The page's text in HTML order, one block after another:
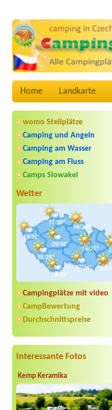
Home Landkarte
womo Stellplätze
Camping und Angeln
Camping am Wasser
Camping am Fluss
Camps Slowakei
Wetter
Campingplätze mit video
CampBewertung
Durchschnittspreise
Interessante Fotos
Kemp Keramika